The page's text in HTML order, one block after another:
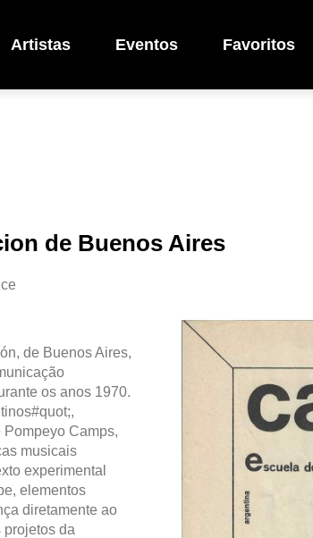
Artistas Eventos Favoritos
de Buenos Aires
de Buenos Aires,
os anos 1970.
Camps,
musicais
experimental
elementos
diretamente ao
da